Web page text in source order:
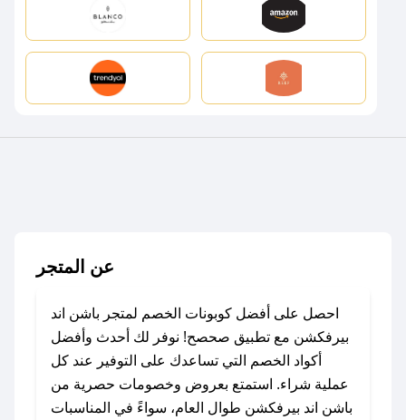
عن المتجر
احصل على أفضل كوبونات الخصم لمتجر باشن اند
بيرفكشن مع تطبيق صحصح! نوفر لك أحدث وأفضل
أكواد الخصم التي تساعدك على التوفير عند كل
عملية شراء. استمتع بعروض وخصومات حصرية من
باشن اند بيرفكشن طوال العام، سواءً في المناسبات